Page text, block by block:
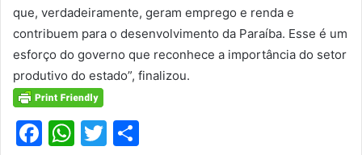
que, verdadeiramente, geram emprego e renda e
contribuem para o desenvolvimento da Paraíba. Esse é um
esforço do governo que reconhece a importância do setor
produtivo do estado”, finalizou.
F
W T